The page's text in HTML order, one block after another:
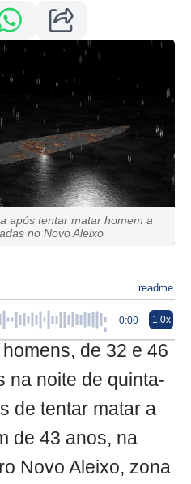
após tentar matar homem a
no Novo Aleixo
readme
0:00 1.0x
de 32 e 46
na noite de quinta-
de tentar matar a
de 43 anos, na
Novo Aleixo, zona